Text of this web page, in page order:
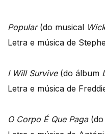
Popular(do musical
Letra e música de
I Will Survive(do álbum
Letra e música de
O Corpo É Que Paga(do